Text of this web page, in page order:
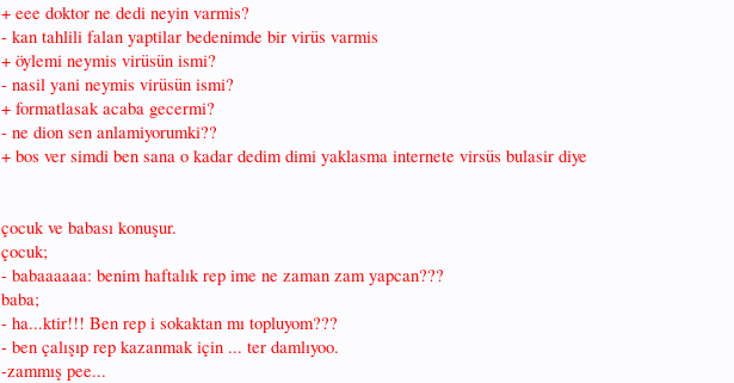
+ eee doktor ne dedi neyin varmis?
- kan tahlili falan yaptilar bedenimde bir virüs varmis
+ öylemi neymis virüsün ismi?
- nasil yani neymis virüsün ismi?
+ formatlasak acaba gecermi?
- ne dion sen anlamiyorumki??
+ bos ver simdi ben sana o kadar dedim dimi yaklasma internete virsüs bulasir diye
çocuk ve babası konuşur.
çocuk;
- babaaaaaa: benim haftalık rep ime ne zaman zam yapcan???
baba;
- ha...ktir!!! Ben rep i sokaktan mı topluyom???
- ben çalışıp rep kazanmak için ... ter damlıyoo.
-zammış pee...